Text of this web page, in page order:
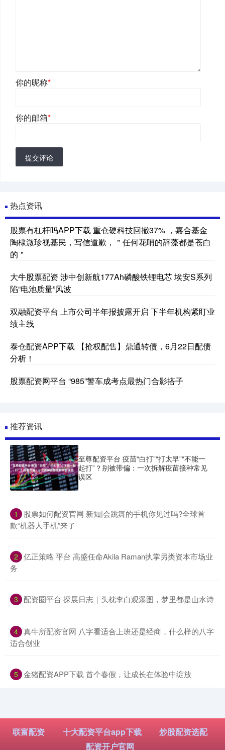
你的昵称*
你的邮箱*
提交评论
热点资讯
股票有杠杆吗APP下载 重仓硬科技回撤37% ，嘉合基金
陶棣溦珍视基民，写信道歉，＂任何花哨的辞藻都是苍白
的＂
大牛股票配资 涉中创新航177Ah磷酸铁锂电芯 埃安S系列
陷“电池质量”风波
双融配资平台 上市公司半年报披露开启 下半年机构紧盯业
绩主线
泰仓配资APP下载 【抢权配售】鼎通转债，6月22日配债
分析！
股票配资网平台 “985”警车成考点最热门合影搭子
推荐资讯
至尊配资平台 疫苗“白打”“打太早”“不能一
起打”？别被带偏：一次拆解疫苗接种常见
误区
1
​股票如何配资官网 新知|会跳舞的手机你见过吗?全球首
款“机器人手机”来了
2 ​亿正策略 平台 高盛任命Akila Raman执掌另类资本市场业
务
3 ​配资圈平台 探展日志｜头枕李白观瀑图，梦里都是山水诗
4 ​真牛所配资官网 八字看适合上班还是经商，什么样的八字
适合创业
5 ​金猪配资APP下载 首个春假，让成长在体验中绽放
联富配资 十大配资平台app下载
炒股配资选配
配资开户官网